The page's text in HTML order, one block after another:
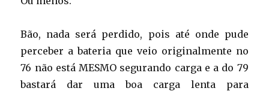
Bão, nada será perdido, pois até onde pude
perceber a bateria que veio originalmente no
76 não está MESMO segurando carga e a do 79
bastará dar uma boa carga lenta para